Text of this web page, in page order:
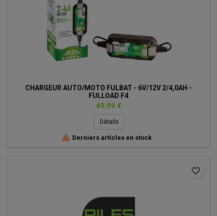
CHARGEUR AUTO/MOTO FULBAT - 6V/12V 2/4,0AH -
FULLOAD F4
Prix
49,99 €
Détails
 Derniers articles en stock
favorite_border